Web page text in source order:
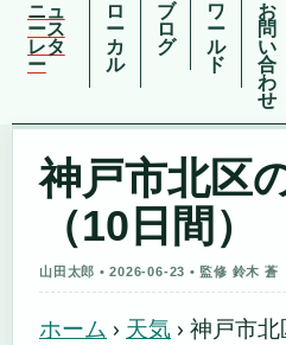
ニュ
ース
レタ
ー
ロ
ー
カ
ル
ブ
ロ
グ
ワ
ー
ル
ド
お
問
い
合
わ
せ
神戸市北区
（10日間）
山田太郎 • 2026-06-23 • 監修 鈴木 蒼
ホーム › 天気 › 神戸市